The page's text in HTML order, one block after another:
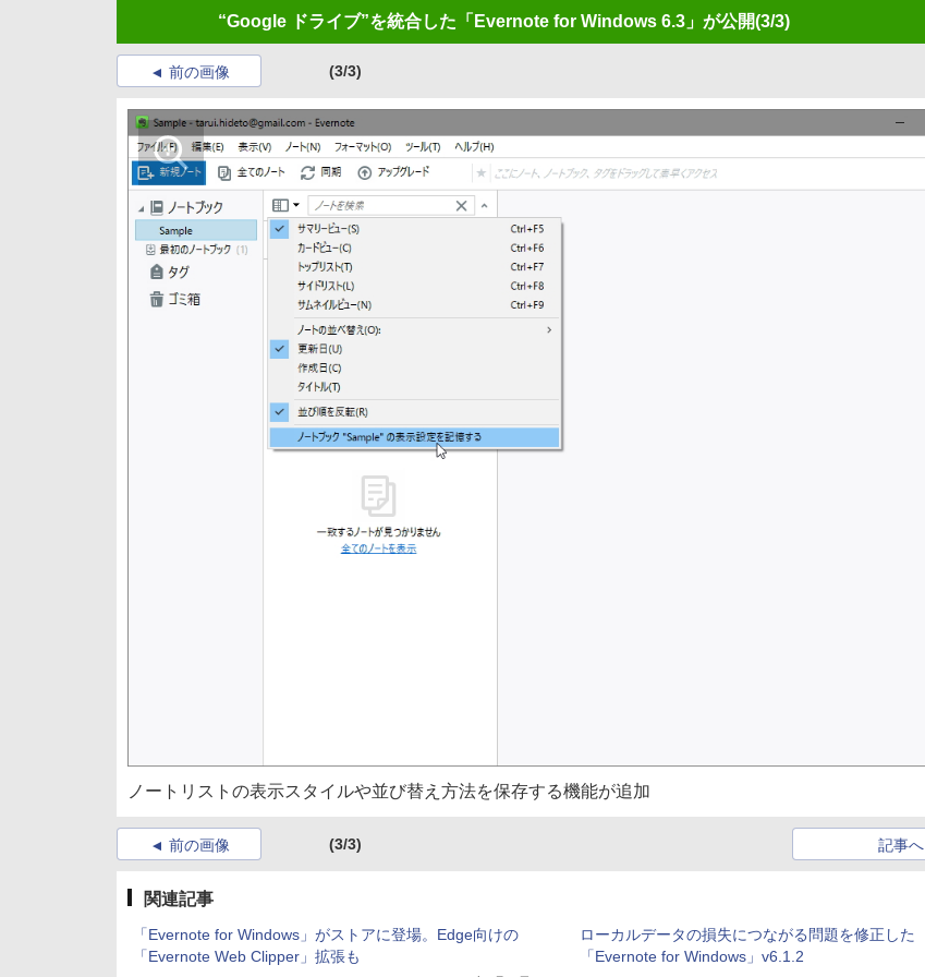
“Google ドライブ”を統合した「Evernote for Windows 6.3」が公開(3/3)
前の画像 (3/3)
ノートリストの表示スタイルや並び替え方法を保存する機能が追加
前の画像 (3/3) 記事へ
関連記事
「Evernote for Windows」がストアに登場。Edge向けの
「Evernote Web Clipper」拡張も
ローカルデータの損失につながる問題を修正した
「Evernote for Windows」v6.1.2